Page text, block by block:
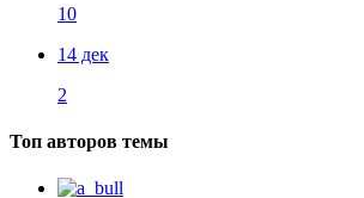
10
14 дек
2
Топ авторов темы